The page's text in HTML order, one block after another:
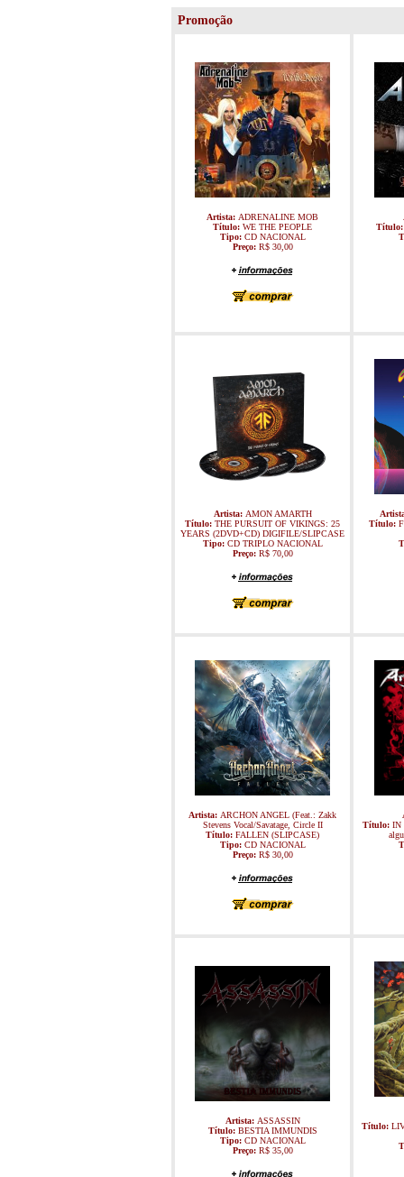
Promoção
Artista: ADRENALINE MOB
Título: WE THE PEOPLE
Tipo: CD NACIONAL
Preço: R$ 30,00
Artista: AMON AMARTH
Título: THE PURSUIT OF VIKINGS: 25
YEARS (2DVD+CD) DIGIFILE/SLIPCASE
Tipo: CD TRIPLO NACIONAL
Preço: R$ 70,00
Título:
Artista: ARCHON ANGEL (Feat.: Zakk
Stevens Vocal/Savatage, Circle II
Título: FALLEN (SLIPCASE)
Tipo: CD NACIONAL
Preço: R$ 30,00
Título: IN
Artista: ASSASSIN
Título: BESTIA IMMUNDIS
Tipo: CD NACIONAL
Preço: R$ 35,00
Título: